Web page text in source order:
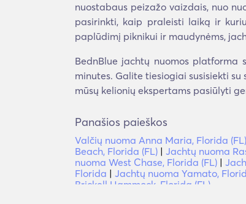
nuostabaus peizažo vaizdais, nuo
pasirinkti, kaip praleisti laiką ir
paplūdimį piknikui ir maudynėms,
BednBlue jachtų nuomos
minutes. Galite tiesiogiai susisiekti
mūsų kelionių ekspertams pasiūlyti
Panašios paieškos
Valčių nuoma Anna Maria, Florida (FL)
Beach, Florida (FL) | Jachtų nuoma
nuoma West Chase, Florida (FL) |
Florida | Jachtų nuoma Yamato,
Brickell Hammock, Florida (FL)